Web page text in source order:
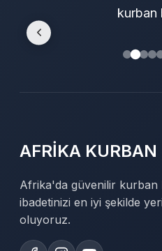
kurban
AFRİKA KURBAN
Afrika'da güvenilir kurban
ibadetinizi en iyi şekilde
oluyoruz.